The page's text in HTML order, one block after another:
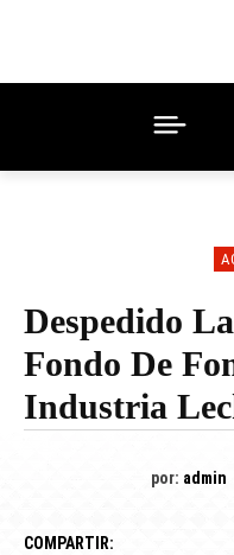
Despedido
Fondo De
Industria
por: admin
COMPARTIR: